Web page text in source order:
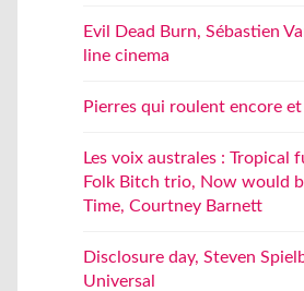
Evil Dead Burn, Sébastien
line cinema
Pierres qui roulent encore
Les voix australes : Tropical
Folk Bitch trio, Now would
Time, Courtney Barnett
Disclosure day, Steven
Universal